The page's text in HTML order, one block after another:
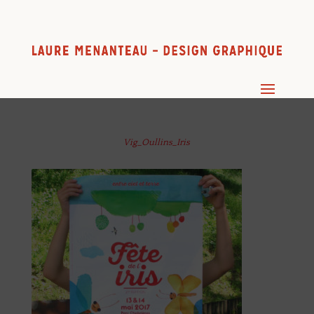
Vig_Oullins_Iris